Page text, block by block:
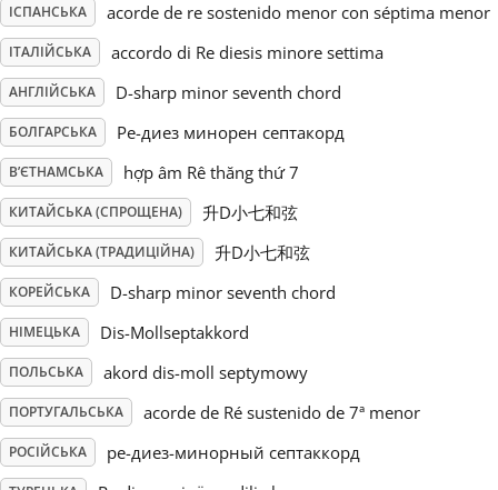
Русский
Svenska
Tiếng Việt
Türkçe
Українська
简体中文
繁體中文
ІСПАНСЬКА acorde de re sostenido menor con séptima menor
ІТАЛІЙСЬКА accordo di Re diesis minore settima
АНГЛІЙСЬКА D-sharp minor seventh chord
БОЛГАРСЬКА Ре-диез минорен септакорд
В’ЄТНАМСЬКА hợp âm Rê thăng thứ 7
КИТАЙСЬКА (СПРОЩЕНА) 升D小七和弦
КИТАЙСЬКА (ТРАДИЦІЙНА) 升D小七和弦
КОРЕЙСЬКА D-sharp minor seventh chord
НІМЕЦЬКА Dis-Mollseptakkord
ПОЛЬСЬКА akord dis-moll septymowy
ПОРТУГАЛЬСЬКА acorde de Ré sustenido de 7ª menor
РОСІЙСЬКА ре-диез-минорный септаккорд